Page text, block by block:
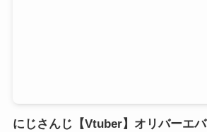
にじさんじ【Vtuber】オリバーエ